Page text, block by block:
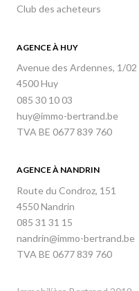
Club des acheteurs
AGENCE À HUY
Avenue des Ardennes, 1/02
4500 Huy
085 30 10 03
huy@immo-bertrand.be
TVA BE 0677 839 760
AGENCE À NANDRIN
Route du Condroz, 151
4550 Nandrin
085 31 31 15
nandrin@immo-bertrand.be
TVA BE 0677 839 760